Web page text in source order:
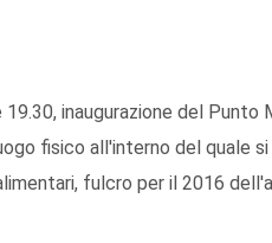
inaugurazione del Punto
fisico all'interno del quale
fulcro per il 2016